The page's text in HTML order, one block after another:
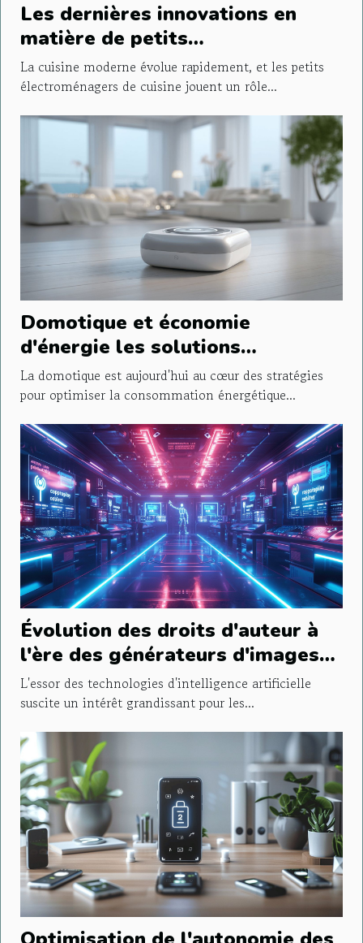
Les dernières innovations en
matière de petits
électroménagers de cuisine
La cuisine moderne évolue rapidement, et les petits
électroménagers de cuisine jouent un rôle...
Domotique et économie
d'énergie les solutions
intelligentes pour réduire votre
facture électrique
La domotique est aujourd'hui au cœur des stratégies
pour optimiser la consommation énergétique...
Évolution des droits d'auteur à
l'ère des générateurs d'images
contrôlés par IA
L'essor des technologies d'intelligence artificielle
suscite un intérêt grandissant pour les...